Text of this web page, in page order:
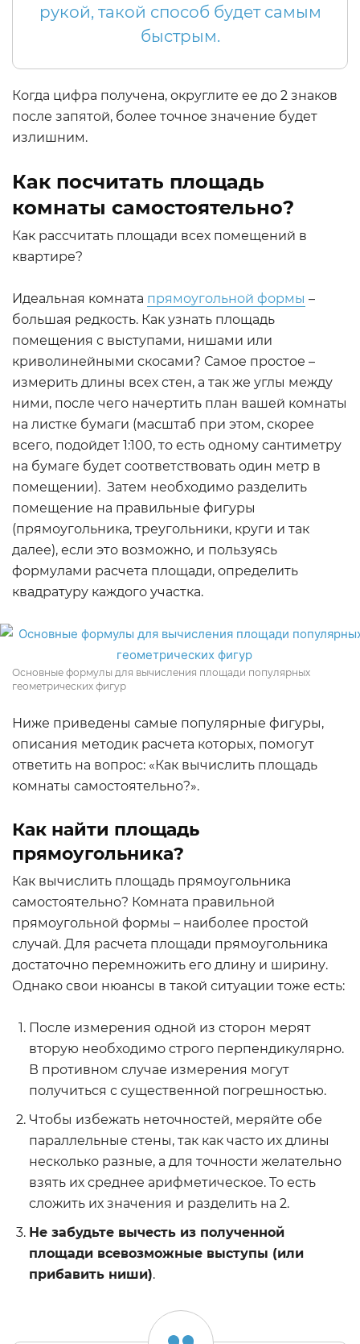
рукой, такой способ будет самым
быстрым.
Когда цифра получена, округлите ее до 2 знаков
после запятой, более точное значение будет
излишним.
Как посчитать площадь
комнаты самостоятельно?
Как рассчитать площади всех помещений в
квартире?
Идеальная комната прямоугольной формы –
большая редкость. Как узнать площадь
помещения с выступами, нишами или
криволинейными скосами? Самое простое –
измерить длины всех стен, а так же углы между
ними, после чего начертить план вашей комнаты
на листке бумаги (масштаб при этом, скорее
всего, подойдет 1:100, то есть одному сантиметру
на бумаге будет соответствовать один метр в
помещении). Затем необходимо разделить
помещение на правильные фигуры
(прямоугольника, треугольники, круги и так
далее), если это возможно, и пользуясь
формулами расчета площади, определить
квадратуру каждого участка.
Основные формулы для вычисления площади популярных
геометрических фигур
Ниже приведены самые популярные фигуры,
описания методик расчета которых, помогут
ответить на вопрос: «Как вычислить площадь
комнаты самостоятельно?».
Как найти площадь
прямоугольника?
Как вычислить площадь прямоугольника
самостоятельно? Комната правильной
прямоугольной формы – наиболее простой
случай. Для расчета площади прямоугольника
достаточно перемножить его длину и ширину.
Однако свои нюансы в такой ситуации тоже есть:
После измерения одной из сторон мерят
вторую необходимо строго перпендикулярно.
В противном случае измерения могут
получиться с существенной погрешностью.
Чтобы избежать неточностей, меряйте обе
параллельные стены, так как часто их длины
несколько разные, а для точности желательно
взять их среднее арифметическое. То есть
сложить их значения и разделить на 2.
Не забудьте вычесть из полученной
площади всевозможные выступы (или
прибавить ниши).